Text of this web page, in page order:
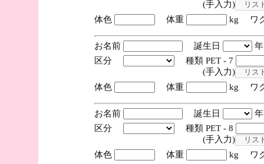
(手入力)
体色
体重 kg ワ
お名前 誕生日
区分
種類 PET - 7
(手入力)
体色
体重 kg ワ
お名前 誕生日
区分
種類 PET - 8
(手入力)
体色
体重 kg ワ